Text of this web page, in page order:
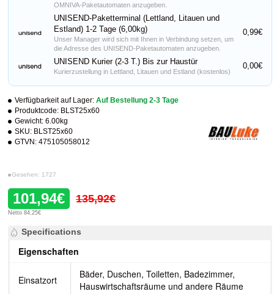
Verfügbarkeit auf Lager: Auf Bestellung 2-3 Tage
Produktcode: BLST25x60
Gewicht: 6.00kg
SKU: BLST25x60
GTVN: 475105058012
Gesehen: 1727
101,94€ 135,92€
Netto 84,25€
OMNIVA-Paketautomaten anzugeben.
UNISEND-Paketterminal (Lettland, Litauen und
Estland) 1-2 Tage (6,00kg)
Unser Manager wird sich mit Ihnen in Verbindung setzen, um
die Adresse des UNISEND-Paketautomaten anzugeben.
0,99€
UNISEND Kurier (2-3 T.) Bis zur Haustür
Kurierzustellung in Lettland, Litauen und Estland (kostenlos)
0,00€
Specifications
Eigenschaften
Einsatzort
Bäder, Duschen, Toiletten, Badezimmer,
Hauswirtschaftsräume und andere Räume